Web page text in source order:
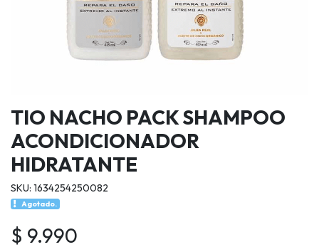
TIO NACHO PACK SHAMPOO
ACONDICIONADOR
HIDRATANTE
SKU: 1634254250082
Agotado.
$ 9.990